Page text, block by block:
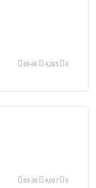
08-06 4,265 0
03-30 4,097 0